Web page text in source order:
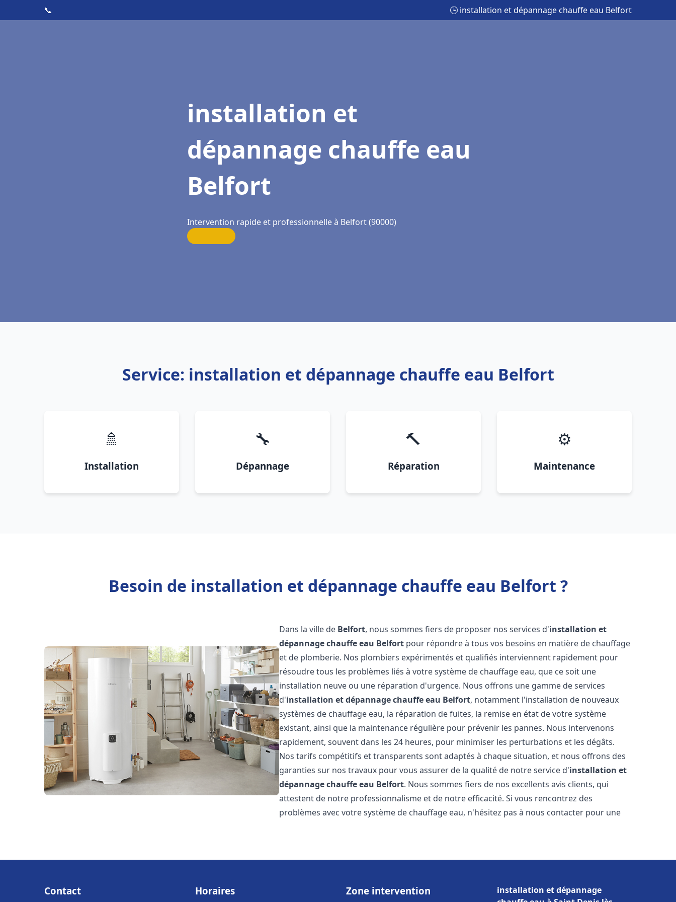
📞 🕒 installation et dépannage chauffe eau Belfort
installation et
dépannage chauffe eau
Belfort
Intervention rapide et professionnelle à Belfort (90000)
Service: installation et dépannage chauffe eau Belfort
🚿
Installation
🔧
Dépannage
🔨
Réparation
⚙️
Maintenance
Besoin de installation et dépannage chauffe eau Belfort ?
Dans la ville de Belfort, nous sommes fiers de proposer nos services d'installation et
dépannage chauffe eau Belfort pour répondre à tous vos besoins en matière de chauffage
et de plomberie. Nos plombiers expérimentés et qualifiés interviennent rapidement pour
résoudre tous les problèmes liés à votre système de chauffage eau, que ce soit une
installation neuve ou une réparation d'urgence. Nous offrons une gamme de services
d'installation et dépannage chauffe eau Belfort, notamment l'installation de nouveaux
systèmes de chauffage eau, la réparation de fuites, la remise en état de votre système
existant, ainsi que la maintenance régulière pour prévenir les pannes. Nous intervenons
rapidement, souvent dans les 24 heures, pour minimiser les perturbations et les dégâts.
Nos tarifs compétitifs et transparents sont adaptés à chaque situation, et nous offrons des
garanties sur nos travaux pour vous assurer de la qualité de notre service d'installation et
dépannage chauffe eau Belfort. Nous sommes fiers de nos excellents avis clients, qui
attestent de notre professionnalisme et de notre efficacité. Si vous rencontrez des
problèmes avec votre système de chauffage eau, n'hésitez pas à nous contacter pour une
Contact Horaires Zone intervention
installation et dépannage